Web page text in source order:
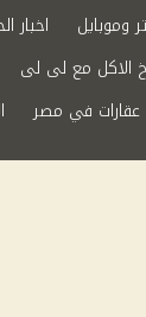
وموبايل
اخبار
الاكل مع لى لى
عقارات في مصر